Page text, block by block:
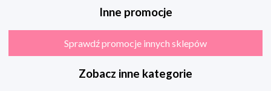
Inne promocje
Sprawdź promocje innych sklepów
Zobacz inne kategorie